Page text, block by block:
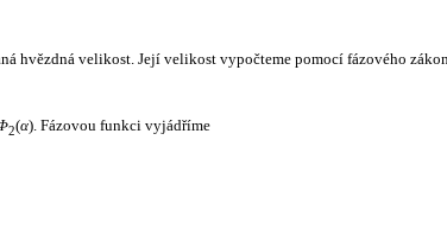
hvězdná velikost. Její velikost vypočteme pomocí fázového
2(α). Fázovou funkci vyjádříme